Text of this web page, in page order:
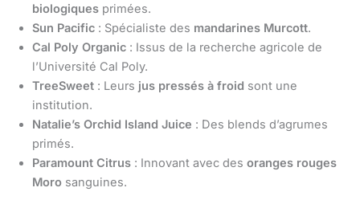
biologiques primées.
Sun Pacific : Spécialiste des mandarines Murcott.
Cal Poly Organic : Issus de la recherche agricole de
l’Université Cal Poly.
TreeSweet : Leurs jus pressés à froid sont une
institution.
Natalie’s Orchid Island Juice : Des blends d’agrumes
primés.
Paramount Citrus : Innovant avec des oranges rouges
Moro sanguines.